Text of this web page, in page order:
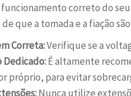
funcionamento correto do
que a tomada e a fiação
Correta:Verifique se a
Dedicado:É altamente
próprio, para evitar
Nunca utilize